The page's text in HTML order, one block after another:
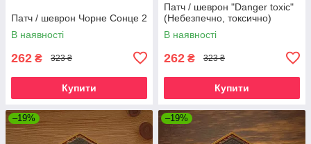
Патч / шеврон Чорне Сонце 2
В наявності
262 ₴ 323 ₴
Купити
Патч / шеврон "Danger toxic"
(Небезпечно, токсично)
В наявності
262 ₴ 323 ₴
Купити
–19% –19%